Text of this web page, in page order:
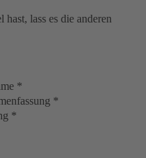
lass es die anderen
*
*
*